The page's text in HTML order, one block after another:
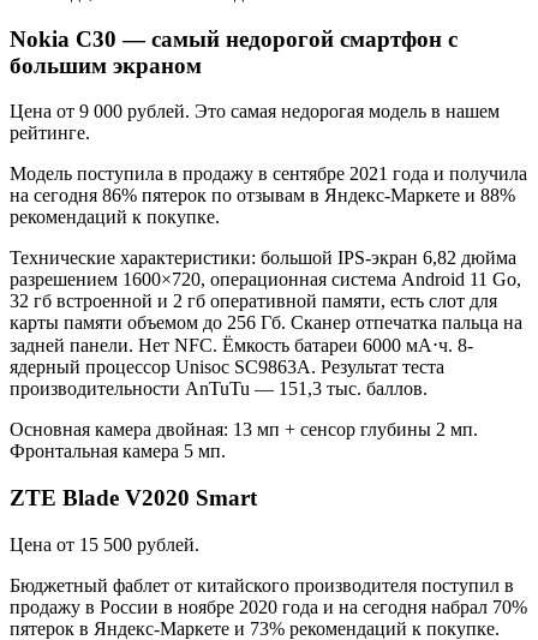
Nokia C30 — самый недорогой смартфон с
большим экраном
Цена от 9 000 рублей. Это самая недорогая модель в нашем
рейтинге.
Модель поступила в продажу в сентябре 2021 года и получила
на сегодня 86% пятерок по отзывам в Яндекс-Маркете и 88%
рекомендаций к покупке.
Технические характеристики: большой IPS-экран 6,82 дюйма
разрешением 1600×720, операционная система Android 11 Go,
32 гб встроенной и 2 гб оперативной памяти, есть слот для
карты памяти объемом до 256 Гб. Сканер отпечатка пальца на
задней панели. Нет NFC. Ёмкость батареи 6000 мА⋅ч. 8-
ядерный процессор Unisoc SC9863A. Результат теста
производительности AnTuTu — 151,3 тыс. баллов.
Основная камера двойная: 13 мп + сенсор глубины 2 мп.
Фронтальная камера 5 мп.
ZTE Blade V2020 Smart
Цена от 15 500 рублей.
Бюджетный фаблет от китайского производителя поступил в
продажу в России в ноябре 2020 года и на сегодня набрал 70%
пятерок в Яндекс-Маркете и 73% рекомендаций к покупке.